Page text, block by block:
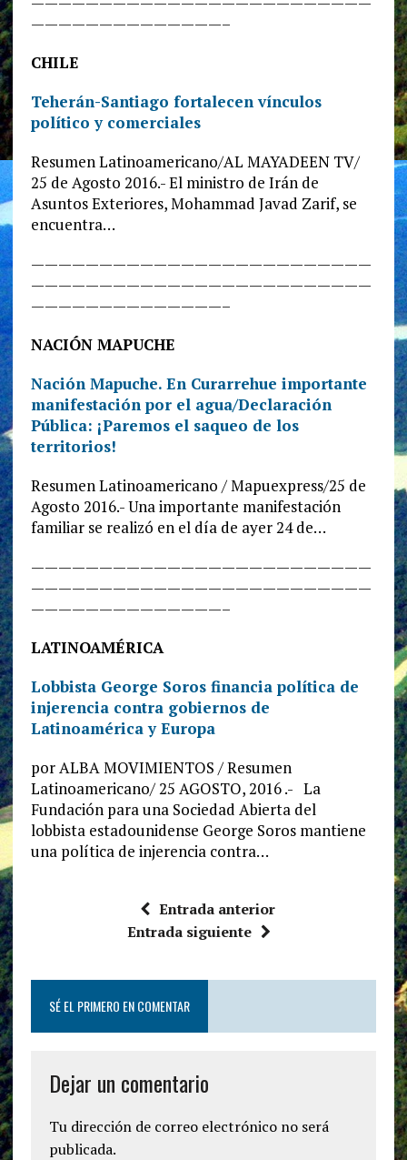
——————————————–
CHILE
Teherán-Santiago fortalecen vínculos
político y comerciales
Resumen Latinoamericano/AL MAYADEEN TV/
25 de Agosto 2016.- El ministro de Irán de
Asuntos Exteriores, Mohammad Javad Zarif, se
encuentra…
—————————————————————————
—————————————————————————
——————————————–
NACIÓN MAPUCHE
Nación Mapuche. En Curarrehue importante
manifestación por el agua/Declaración
Pública: ¡Paremos el saqueo de los
territorios!
Resumen Latinoamericano / Mapuexpress/25 de
Agosto 2016.- Una importante manifestación
familiar se realizó en el día de ayer 24 de…
—————————————————————————
—————————————————————————
——————————————–
LATINOAMÉRICA
Lobbista George Soros financia política de
injerencia contra gobiernos de
Latinoamérica y Europa
por ALBA MOVIMIENTOS / Resumen
Latinoamericano/ 25 AGOSTO, 2016 .- La
Fundación para una Sociedad Abierta del
lobbista estadounidense George Soros mantiene
una política de injerencia contra…
Entrada anterior
Entrada siguiente
SÉ EL PRIMERO EN COMENTAR
Dejar un comentario
Tu dirección de correo electrónico no será
publicada.